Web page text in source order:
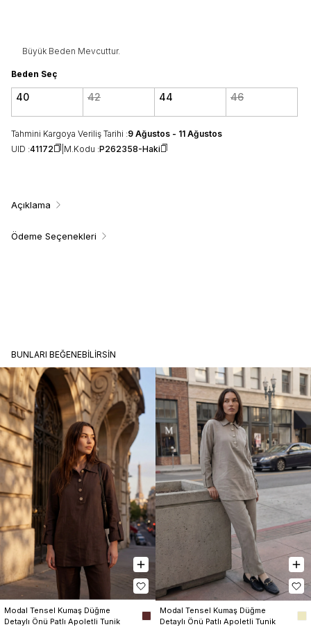
Büyük Beden Mevcuttur.
Beden Seç
40 42 44 46
Tahmini Kargoya Veriliş Tarihi :9 Ağustos - 11 Ağustos
UID :41172 M.Kodu :P262358-Haki
Açıklama
Ödeme Seçenekleri
BUNLARI BEĞENEBILIRSIN
Modal Tensel Kumaş Düğme
Detaylı Önü Patlı Apoletli Tunik
Modal Tensel Kumaş Düğme
Detaylı Önü Patlı Apoletli Tunik